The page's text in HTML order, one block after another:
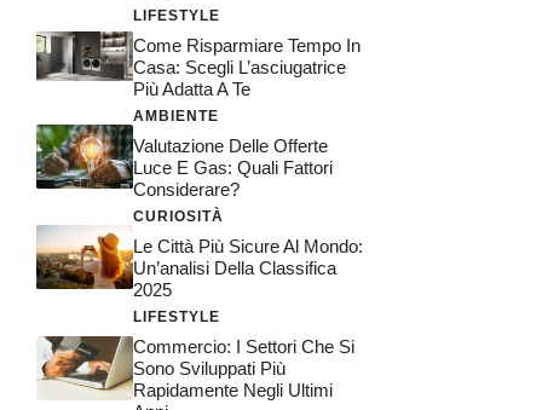
LIFESTYLE
Come Risparmiare Tempo In
Casa: Scegli L’asciugatrice
Più Adatta A Te
AMBIENTE
Valutazione Delle Offerte
Luce E Gas: Quali Fattori
Considerare?
CURIOSITÀ
Le Città Più Sicure Al Mondo:
Un’analisi Della Classifica
2025
LIFESTYLE
Commercio: I Settori Che Si
Sono Sviluppati Più
Rapidamente Negli Ultimi